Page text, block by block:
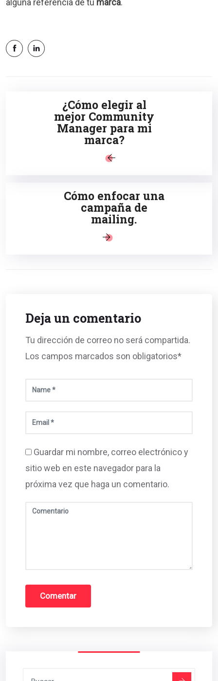
alguna referencia de tu marca.
¿Cómo elegir al
mejor Community
Manager para mi
marca?
Cómo enfocar una
campaña de
mailing.
Deja un comentario
Tu dirección de correo no será compartida.
Los campos marcados son obligatorios*
Guardar mi nombre, correo electrónico y
sitio web en este navegador para la
próxima vez que haga un comentario.